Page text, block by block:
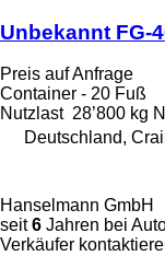
Unbekannt FG-
Preis auf Anfrage
Container - 20 Fuß
Nutzlast 28’800 kg
Deutschland,
Hanselmann GmbH
seit6 Jahren bei
Verkäufer